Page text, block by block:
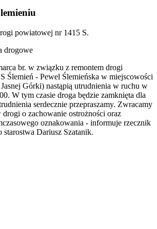
powiatowej nr 1415 S.
br. w związku z remontem drogi
Ślemień - Pewel Ślemieńska w miejscowości
Górki) nastąpią utrudnienia w ruchu w
W tym czasie droga będzie zamknięta dla
serdecznie przepraszamy. Zwracamy
o zachowanie ostrożności oraz
oznakowania - informuje rzecznik
Dariusz Szatanik.